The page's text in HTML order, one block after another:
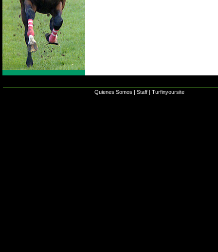
Quienes Somos | Staff | Turfinyoursite